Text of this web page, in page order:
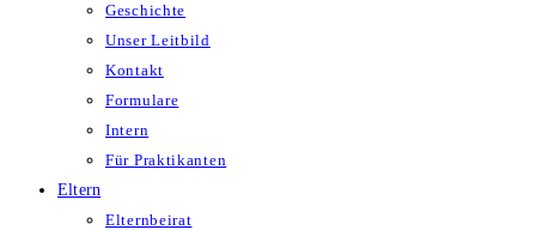
Geschichte
Unser Leitbild
Kontakt
Formulare
Intern
Für Praktikanten
Eltern
Elternbeirat